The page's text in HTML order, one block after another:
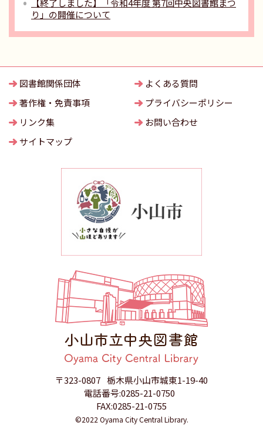
【終了しました】「令和4年度 第7回中央図書館まつ
り」の開催について
図書館関係団体
よくある質問
著作権・免責事項
プライバシーポリシー
リンク集
お問い合わせ
サイトマップ
〒323-0807 栃木県小山市城東1-19-40
電話番号:0285-21-0750
FAX:0285-21-0755
©2022 Oyama City Central Library.